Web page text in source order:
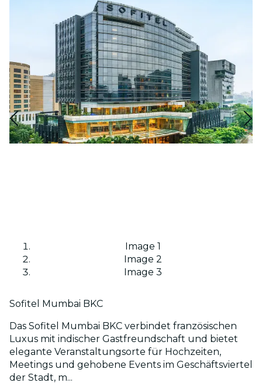
Image 1
Image 2
Image 3
Sofitel Mumbai BKC
Das Sofitel Mumbai BKC verbindet französischen
Luxus mit indischer Gastfreundschaft und bietet
elegante Veranstaltungsorte für Hochzeiten,
Meetings und gehobene Events im Geschäftsviertel
der Stadt, m...